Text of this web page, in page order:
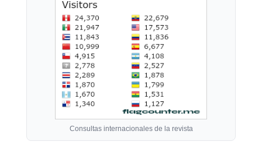
Consultas internacionales de la revista